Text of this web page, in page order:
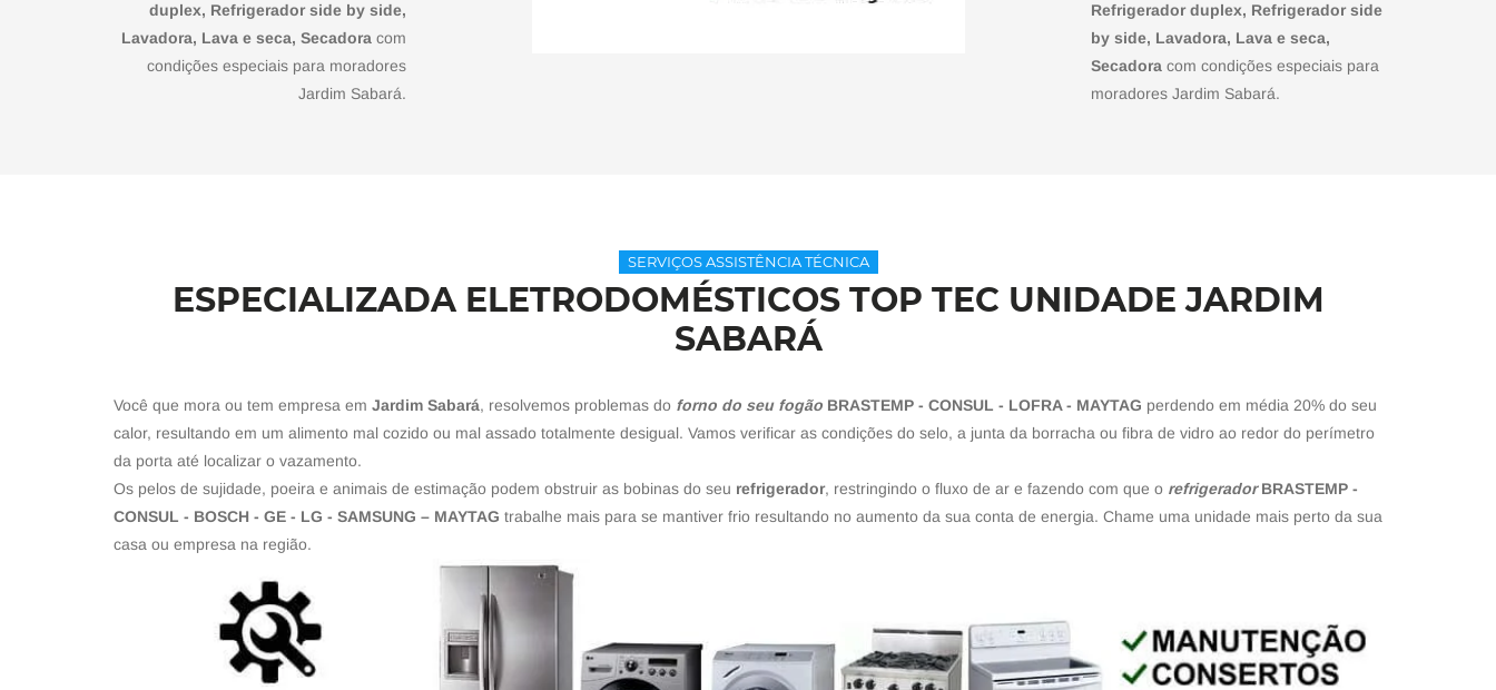
duplex, Refrigerador side by side,
Lavadora, Lava e seca, Secadoracom
condições especiais para moradores
Jardim Sabará.
Refrigerador duplex, Refrigerador side
by side, Lavadora, Lava e seca,
Secadoracom condições especiais para
moradores Jardim Sabará.
SERVIÇOS ASSISTÊNCIA TÉCNICA
ESPECIALIZADA ELETRODOMÉSTICOS TOP TEC UNIDADE JARDIM
SABARÁ
Você que mora ou tem empresa em Jardim Sabará, resolvemos problemas do forno do seu fogão BRASTEMP - CONSUL - LOFRA - MAYTAG perdendo em média 20% do seu
calor, resultando em um alimento mal cozido ou mal assado totalmente desigual. Vamos verificar as condições do selo, a junta da borracha ou fibra de vidro ao redor do perímetro
da porta até localizar o vazamento.
Os pelos de sujidade, poeira e animais de estimação podem obstruir as bobinas do seu refrigerador, restringindo o fluxo de ar e fazendo com que o refrigerador BRASTEMP -
CONSUL - BOSCH - GE - LG - SAMSUNG – MAYTAG trabalhe mais para se mantiver frio resultando no aumento da sua conta de energia. Chame uma unidade mais perto da sua
casa ou empresa na região.